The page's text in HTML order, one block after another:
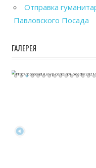
Отправка
Павловского Посада
ГАЛЕРЕЯ